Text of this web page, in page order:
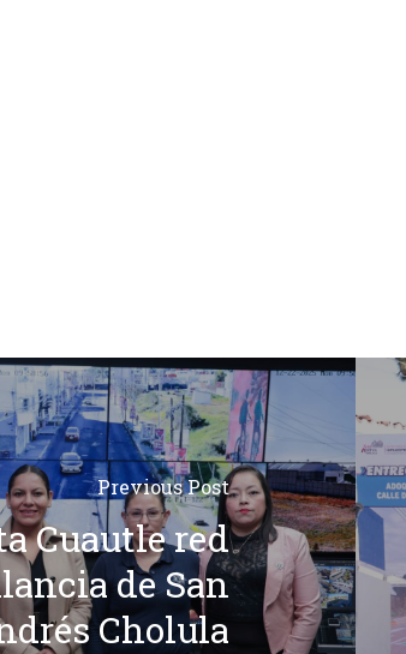
Previous Post
Cuautle red
de San
Cholula